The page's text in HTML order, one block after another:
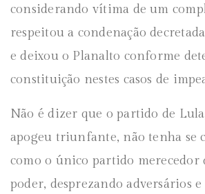
considerando vítima de um
respeitou a condenação
e deixou o Planalto conforme
constituição nestes casos de
Não é dizer que o partido de
apogeu triunfante, não tenha se
como o único partido merecedor
poder, desprezando adversários e